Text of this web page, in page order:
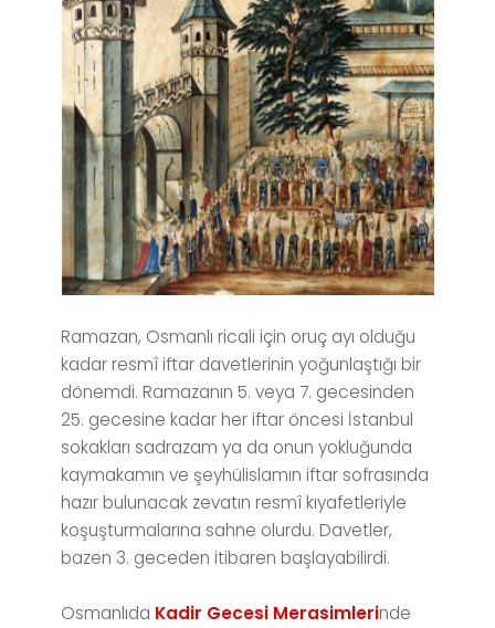
Ramazan, Osmanlı ricali için oruç ayı olduğu
kadar resmî iftar davetlerinin yoğunlaştığı bir
dönemdi. Ramazanın 5. veya 7. gecesinden
25. gecesine kadar her iftar öncesi İstanbul
sokakları sadrazam ya da onun yokluğunda
kaymakamın ve şeyhülislamın iftar sofrasında
hazır bulunacak zevatın resmî kıyafetleriyle
koşuşturmalarına sahne olurdu. Davetler,
bazen 3. geceden itibaren başlayabilirdi.
Osmanlıda Kadir Gecesi Merasimlerinde